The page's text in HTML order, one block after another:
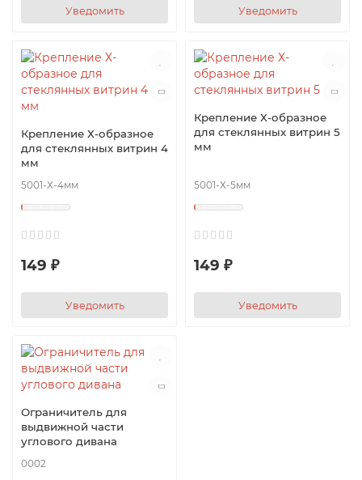
Уведомить Уведомить
Крепление Х-образное
для стеклянных витрин 4
мм
5001-Х-4мм
149 ₽
Уведомить
Крепление Х-образное
для стеклянных витрин 5
мм
5001-Х-5мм
149 ₽
Уведомить
Ограничитель для
выдвижной части
углового дивана
0002